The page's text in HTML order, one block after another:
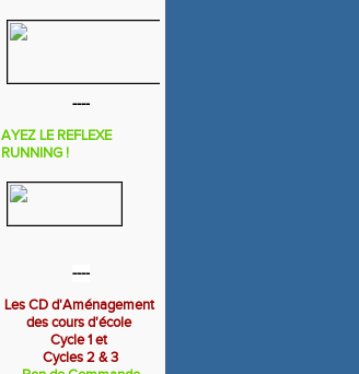
----
AYEZ LE REFLEXE
RUNNING !
----
Les CD d'Aménagement
des cours d'école
Cycle 1 et
Cycles 2 & 3